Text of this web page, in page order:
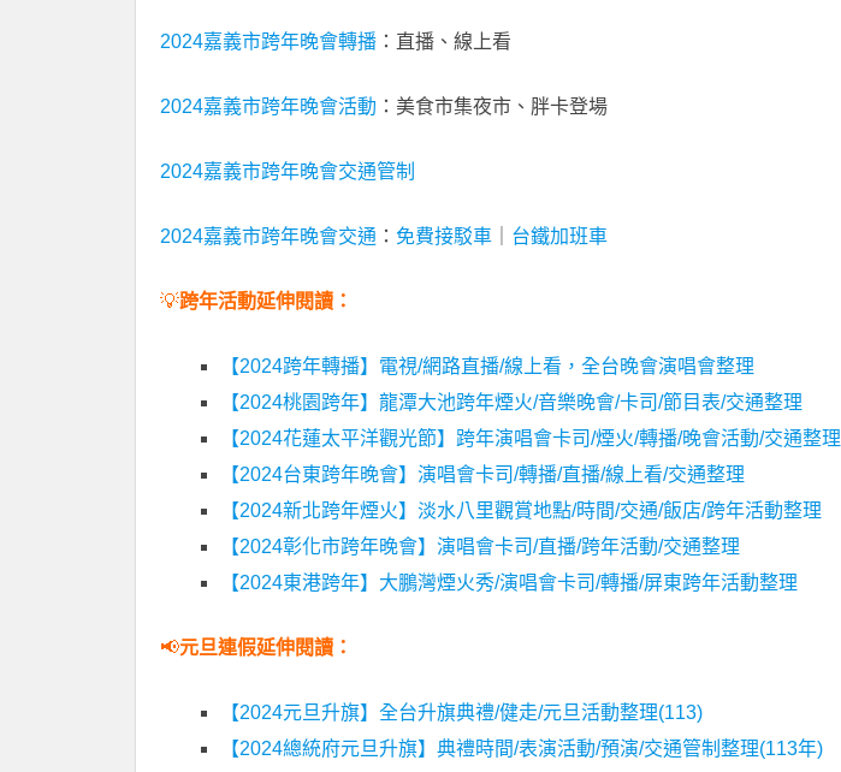
2024嘉義市跨年晚會轉播 ：直播、線上看
2024嘉義市跨年晚會活動 ：美食市集夜市、胖卡登場
2024嘉義市跨年晚會交通管制
2024嘉義市跨年晚會交通 ： 免費接駁車 台鐵加班車
💡跨年活動延伸閱讀：
【2024跨年轉播】電視/網路直播/線上看，全台晚會演唱會整理
【2024桃園跨年】龍潭大池跨年煙火/音樂晚會/卡司/節目表/交通整理
【2024花蓮太平洋觀光節】跨年演唱會卡司/煙火/轉播/晚會活動/交通整理
【2024台東跨年晚會】演唱會卡司/轉播/直播/線上看/交通整理
【2024新北跨年煙火】淡水八里觀賞地點/時間/交通/飯店/跨年活動整理
【2024彰化市跨年晚會】演唱會卡司/直播/跨年活動/交通整理
【2024東港跨年】大鵬灣煙火秀/演唱會卡司/轉播/屏東跨年活動整理
📢元旦連假延伸閱讀：
【2024元旦升旗】全台升旗典禮/健走/元旦活動整理(113)
【2024總統府元旦升旗】典禮時間/表演活動/預演/交通管制整理(113年)